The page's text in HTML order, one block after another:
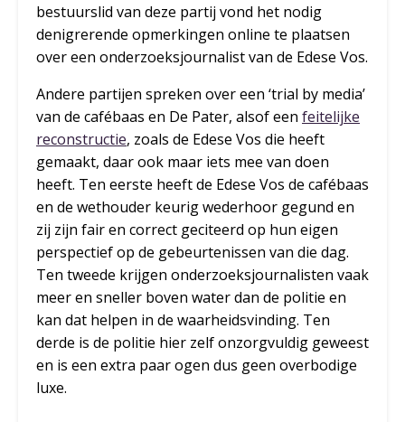
bestuurslid van deze partij vond het nodig
denigrerende opmerkingen online te plaatsen
over een onderzoeksjournalist van de Edese Vos.
Andere partijen spreken over een ‘trial by media’
van de cafébaas en De Pater, alsof een feitelijke
reconstructie, zoals de Edese Vos die heeft
gemaakt, daar ook maar iets mee van doen
heeft. Ten eerste heeft de Edese Vos de cafébaas
en de wethouder keurig wederhoor gegund en
zij zijn fair en correct geciteerd op hun eigen
perspectief op de gebeurtenissen van die dag.
Ten tweede krijgen onderzoeksjournalisten vaak
meer en sneller boven water dan de politie en
kan dat helpen in de waarheidsvinding. Ten
derde is de politie hier zelf onzorgvuldig geweest
en is een extra paar ogen dus geen overbodige
luxe.